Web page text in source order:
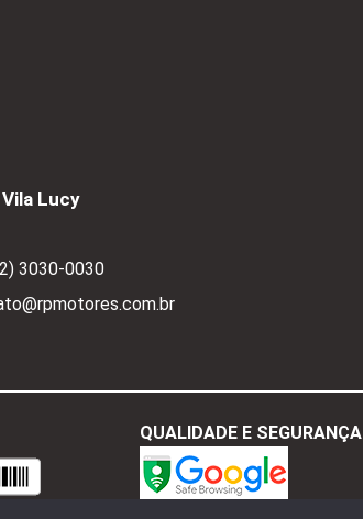
Lucy
3030-0030
QUALIDADE E SEGURANÇA